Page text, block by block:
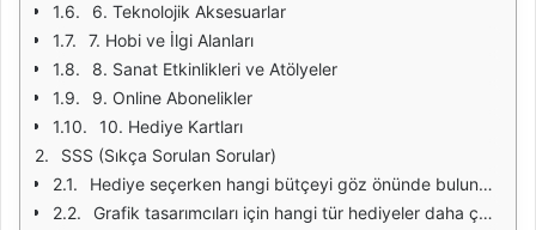
6. Teknolojik Aksesuarlar
7. Hobi ve İlgi Alanları
8. Sanat Etkinlikleri ve Atölyeler
9. Online Abonelikler
10. Hediye Kartları
SSS (Sıkça Sorulan Sorular)
Hediye seçerken hangi bütçeyi göz önünde bulundurmalıyım?
Grafik tasarımcıları için hangi tür hediyeler daha çok tercih edilir?